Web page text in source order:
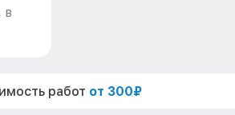
в
работ от 300₽